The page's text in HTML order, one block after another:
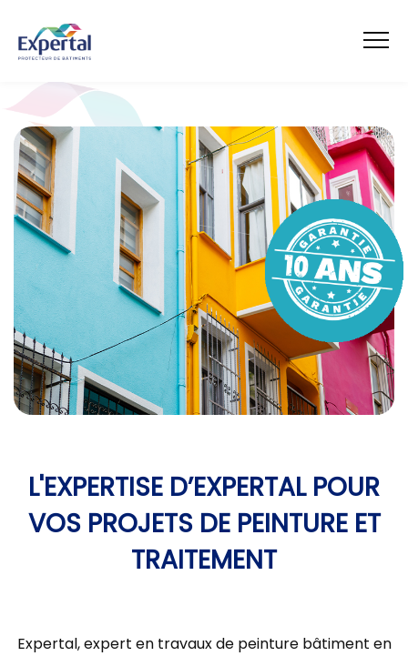
L'EXPERTISE D’EXPERTAL POUR
VOS PROJETS DE PEINTURE ET
TRAITEMENT
Expertal, expert en travaux de peinture bâtiment en